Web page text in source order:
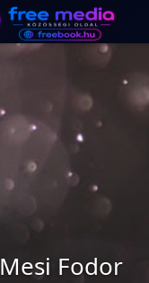
Mesi Fodor